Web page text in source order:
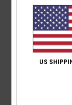
based on3
100% of
US